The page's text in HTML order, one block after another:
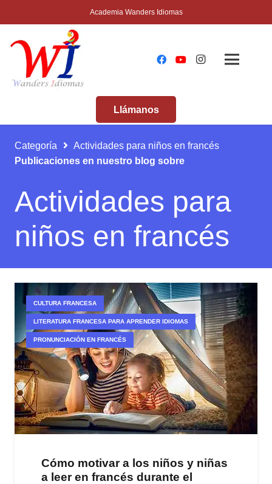
Academia Wanders Idiomas
Llámanos
Categoría
Actividades para niños en francés
Publicaciones en nuestro blog sobre
Actividades para
niños en francés
CULTURA FRANCESA
LITERATURA FRANCESA PARA APRENDER IDIOMAS
PRONUNCIACIÓN EN FRANCÉS
Cómo motivar a los niños y niñas
a leer en francés durante el